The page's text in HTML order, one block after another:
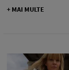
+ MAI MULTE